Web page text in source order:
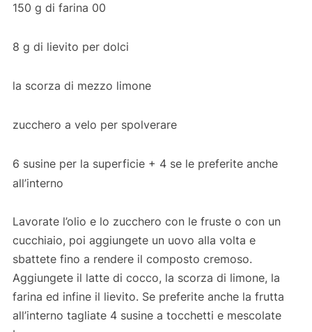
150 g di farina 00
8 g di lievito per dolci
la scorza di mezzo limone
zucchero a velo per spolverare
6 susine per la superficie + 4 se le preferite anche
all’interno
Lavorate l’olio e lo zucchero con le fruste o con un
cucchiaio, poi aggiungete un uovo alla volta e
sbattete fino a rendere il composto cremoso.
Aggiungete il latte di cocco, la scorza di limone, la
farina ed infine il lievito. Se preferite anche la frutta
all’interno tagliate 4 susine a tocchetti e mescolate